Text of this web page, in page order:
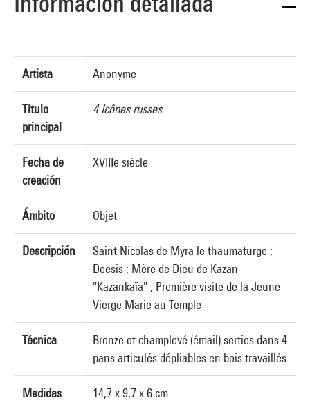
Artista Anonyme
Título
principal
4 Icônes russes
Fecha de
creación
XVIIIe siècle
Ámbito Objet
Descripción
Saint Nicolas de Myra le thaumaturge ;
Deesis ; Mère de Dieu de Kazan
"Kazankaïa" ; Première visite de la Jeune
Vierge Marie au Temple
Técnica
Bronze et champlevé (émail) serties dans 4
pans articulés dépliables en bois travaillés
Medidas
14,7 x 9,7 x 6 cm